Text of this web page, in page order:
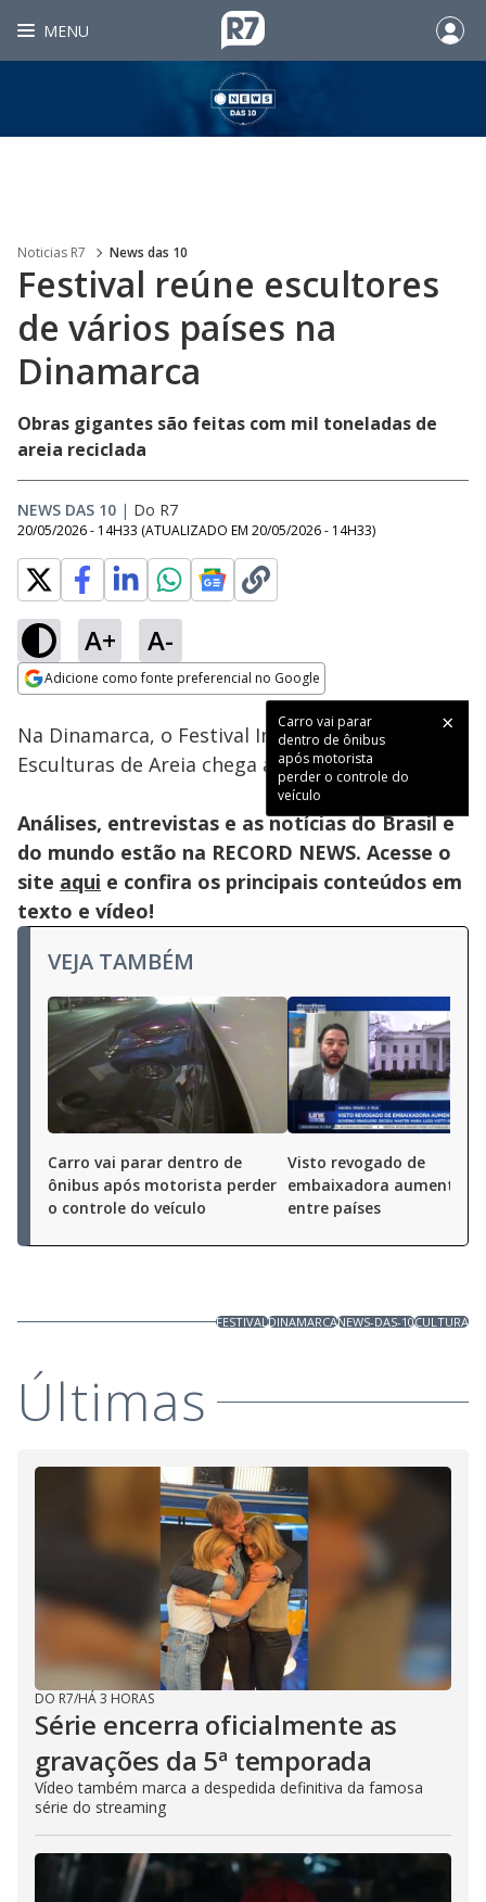
MENU
Noticias R7 News das 10
Festival reúne escultores
de vários países na
Dinamarca
Obras gigantes são feitas com mil toneladas de
areia reciclada
NEWS DAS 10 | Do R7
20/05/2026 - 14H33 (ATUALIZADO EM 20/05/2026 - 14H33)
A+ A-
Adicione como fonte preferencial no Google
Carro vai parar
dentro de ônibus
após motorista
perder o controle do
veículo
Ativar
82.22%
Na Dinamarca, o Festival Internacional de
Esculturas de Areia chega à sua 15ª edição.
Análises, entrevistas e as notícias do Brasil e
do mundo estão na RECORD NEWS. Acesse o
site aqui e confira os principais conteúdos em
texto e vídeo!
VEJA TAMBÉM
Carro vai parar dentro de
ônibus após motorista perder
o controle do veículo
Visto revogado de
embaixadora aumenta
entre países
FESTIVALDINAMARCANEWS-DAS-10CULTURA
Últimas
DO R7/HÁ 3 HORAS
Série encerra oficialmente as
gravações da 5ª temporada
Vídeo também marca a despedida definitiva da famosa
série do streaming